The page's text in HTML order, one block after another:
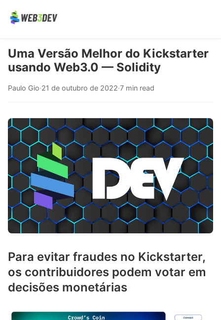
Uma Versão Melhor do Kickstarter
usando Web3.0 — Solidity
Paulo Gio·21 de outubro de 2022·7 min read
Para evitar fraudes no Kickstarter,
os contribuidores podem votar em
decisões monetárias